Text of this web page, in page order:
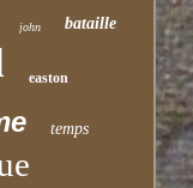
john bataille
easton
temps